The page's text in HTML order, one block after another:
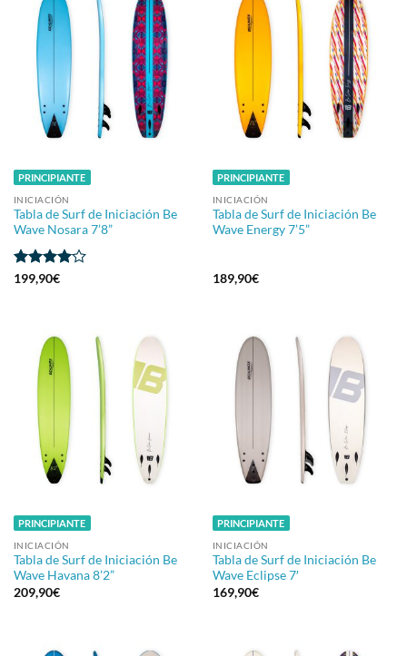
PRINCIPIANTE
INICIACIÓN
Tabla de Surf de Iniciación Be
Wave Nosara 7’8”
Valorado
199,90€
PRINCIPIANTE
INICIACIÓN
Tabla de Surf de Iniciación Be
Wave Energy 7’5”
189,90€
PRINCIPIANTE
INICIACIÓN
Tabla de Surf de Iniciación Be
Wave Havana 8’2”
209,90€
PRINCIPIANTE
INICIACIÓN
Tabla de Surf de Iniciación Be
Wave Eclipse 7′
169,90€